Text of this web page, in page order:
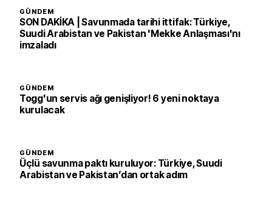
GÜNDEM
SON DAKİKA | Savunmada tarihi ittifak: Türkiye,
Suudi Arabistan ve Pakistan 'Mekke Anlaşması'nı
imzaladı
GÜNDEM
Togg'un servis ağı genişliyor! 6 yeni noktaya
kurulacak
GÜNDEM
Üçlü savunma paktı kuruluyor: Türkiye, Suudi
Arabistan ve Pakistan’dan ortak adım